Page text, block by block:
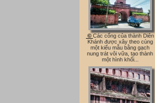
© Các cổng của thành Diên
Khánh được xây theo cùng
một kiểu mẫu bằng gạch
nung trát vôi vữa, tạo thành
một hình khối...